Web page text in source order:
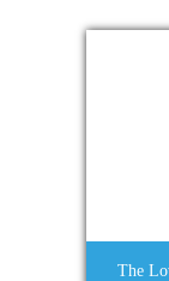
The